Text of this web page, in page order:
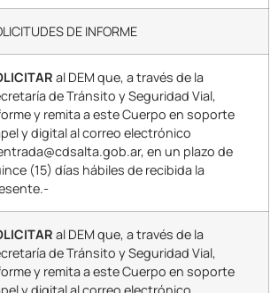
DE INFORME
al DEM que, a través de la
de Tránsito y Seguridad Vial,
y remita a este Cuerpo en soporte
y digital al correo electrónico
en un plazo de
(15) días hábiles de recibida la
al DEM que, a través de la
de Tránsito y Seguridad Vial,
y remita a este Cuerpo en soporte